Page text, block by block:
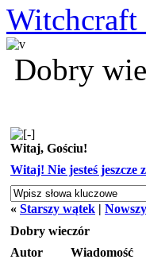
Witchcraft
Dobry
Witaj, Gościu!
Witaj! Nie jesteś jeszcze
« Starszy wątek |
Dobry wieczór
Autor
Wiadomość